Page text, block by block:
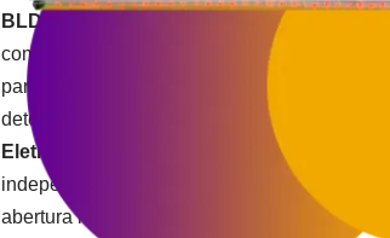
BLDC Inox
suporta uso contínuo em
comprometer a eficiência. Ela já vem com
para manter funcionamento mesmo em
detecção de obstáculos por sensor de
Eletrônica Intense BLDC Inox
oferece
independente de velocidade e rampa de
abertura rápida (≈ 1,2s para as hastes